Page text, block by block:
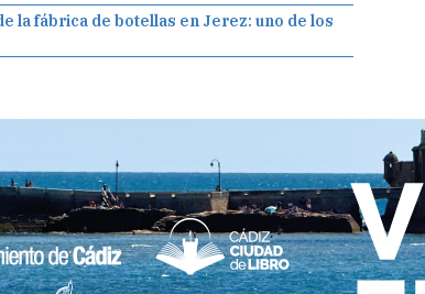
la fábrica de botellas en Jerez: uno de los